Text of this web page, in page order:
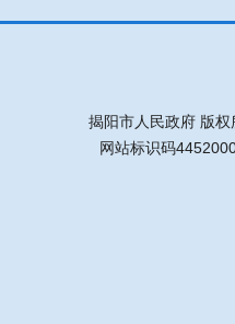
揭阳市人民政府 版
网站标识码